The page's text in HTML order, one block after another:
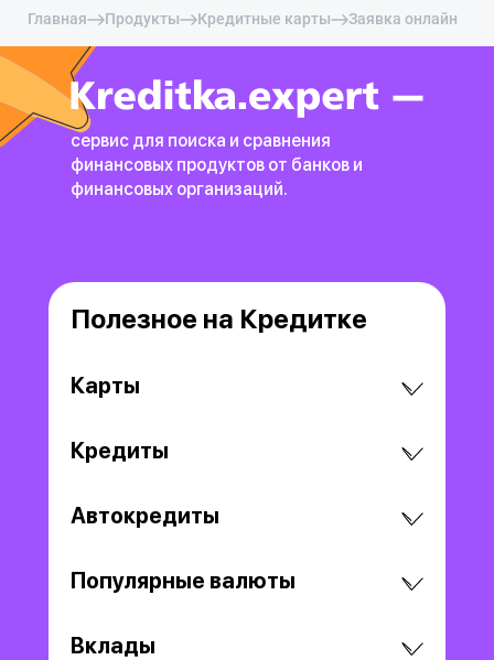
Главная Продукты Кредитные карты Заявка онлайн
сервис для поиска и сравнения
финансовых продуктов от банков и
финансовых организаций.
Полезное на Кредитке
Карты
Кредиты
Автокредиты
Популярные валюты
Вклады